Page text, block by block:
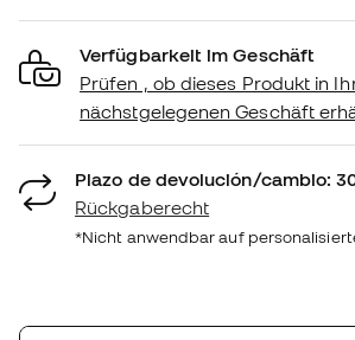
Verfügbarkeit im Geschäft
Prüfen , ob dieses Produkt in
nächstgelegenen Geschäft
Plazo de devolución/cambio:
Rückgaberecht
*Nicht anwendbar auf